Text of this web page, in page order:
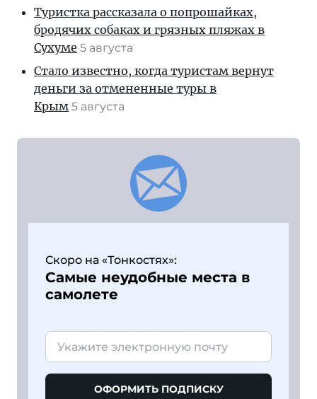
Туристка рассказала о попрошайках,
бродячих собаках и грязных пляжах в
Сухуме 5 августа
Стало известно, когда туристам вернут
деньги за отмененные туры в
Крым 5 августа
Скоро на «Тонкостях»:
Самые неудобные места в
самолете
ОФОРМИТЬ ПОДПИСКУ